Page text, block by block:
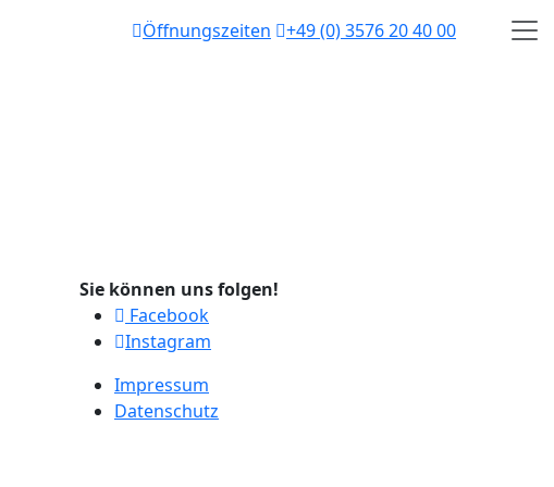
Öffnungszeiten +49 (0) 3576 20 40 00
Sie können uns folgen!
Facebook
Instagram
Impressum
Datenschutz